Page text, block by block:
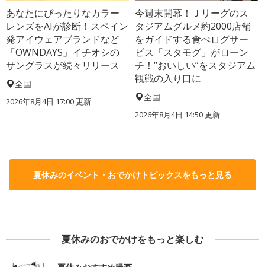
あなたにぴったりなカラー
レンズをAIが診断！スペイン
発アイウェアブランドなど
「OWNDAYS」イチオシの
サングラスが続々リリース
全国
2026年8月4日 17:00更新
今週末開幕！Ｊリーグのス
タジアムグルメ約2000店舗
をガイドする食べログサー
ビス「スタモグ」がローン
チ！“おいしい”をスタジアム
観戦の入り口に
全国
2026年8月4日 14:50更新
夏休みのイベント・おでかけトピックスをもっと見る
夏休みのおでかけをもっと楽しむ